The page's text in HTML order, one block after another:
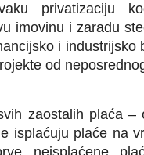
privatizaciju
imovinu i zaradu
i industrijsko
od
zaostalih plaća –
isplaćuju plaće na
neisplaćene